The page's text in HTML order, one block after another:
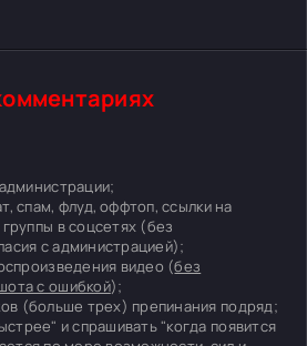
спам, флуд, оффтоп, ссылки на
в соцсетях (без
с администрацией);
видео (без
с ошибкой);
(больше трех) препинания подряд;
и спрашивать "когда появится